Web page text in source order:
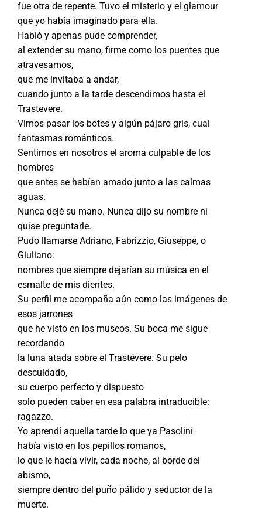
fue otra de repente. Tuvo el misterio y el glamour
que yo había imaginado para ella.
Habló y apenas pude comprender,
al extender su mano, firme como los puentes que
atravesamos,
que me invitaba a andar,
cuando junto a la tarde descendimos hasta el
Trastevere.
Vimos pasar los botes y algún pájaro gris, cual
fantasmas románticos.
Sentimos en nosotros el aroma culpable de los
hombres
que antes se habían amado junto a las calmas
aguas.
Nunca dejé su mano. Nunca dijo su nombre ni
quise preguntarle.
Pudo llamarse Adriano, Fabrizzio, Giuseppe, o
Giuliano:
nombres que siempre dejarían su música en el
esmalte de mis dientes.
Su perfil me acompaña aún como las imágenes de
esos jarrones
que he visto en los museos. Su boca me sigue
recordando
la luna atada sobre el Trastévere. Su pelo
descuidado,
su cuerpo perfecto y dispuesto
solo pueden caber en esa palabra intraducible:
ragazzo.
Yo aprendí aquella tarde lo que ya Pasolini
había visto en los pepillos romanos,
lo que le hacía vivir, cada noche, al borde del
abismo,
siempre dentro del puño pálido y seductor de la
muerte.